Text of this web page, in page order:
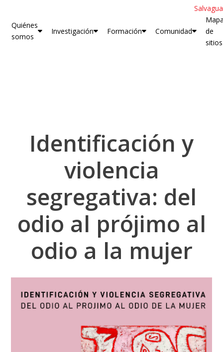
Quiénes
somos
Investigación Formación Comunidad
de
sitios
Identificación y
violencia
segregativa: del
odio al prójimo al
odio a la mujer